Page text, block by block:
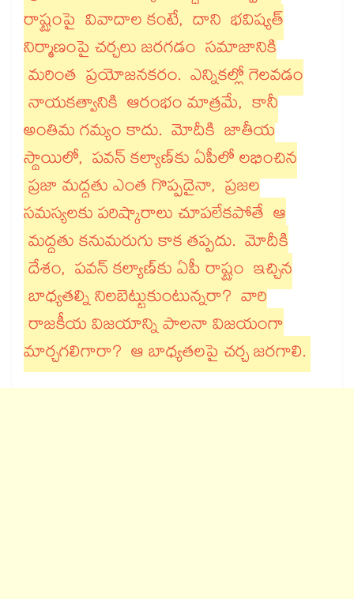
రాష్ట్రంపై వివాదాల కంటే, దాని భవిష్యత్
నిర్మాణంపై చర్చలు జరగడం సమాజానికి
మరింత ప్రయోజనకరం. ఎన్నికల్లో గెలవడం
నాయకత్వానికి ఆరంభం మాత్రమే, కానీ
అంతిమ గమ్యం కాదు. మోదీకి జాతీయ
స్థాయిలో, పవన్ కల్యాణ్‌‌‌‌‌‌‌‌‌‌‌‌‌‌‌‌‌‌‌‌‌‌‌‌‌‌‌‌‌‌‌‌‌‌‌‌‌‌‌‌‌‌‌‌‌‌‌‌‌‌‌‌‌‌‌‌‌‌‌‌‌‌‌‌‌‌‌‌‌‌‌‌‌‌‌‌‌‌‌‌‌‌‌‌‌‌‌‌‌‌‌‌‌‌‌‌‌‌‌‌‌‌‌‌‌‌‌‌‌‌‌‌‌‌‌‌‌‌‌‌‌‌‌‌‌‌‌‌‌‌‌‌‌‌‌‌‌‌‌‌‌‌‌‌‌‌‌‌‌‌‌‌‌‌‌‌‌‌‌‌‌‌‌‌‌‌‌‌‌‌‌‌‌‌‌‌‌‌‌‌‌‌‌‌‌‌‌‌‌‌‌‌‌‌‌‌‌‌‌‌‌‌‌‌‌‌‌‌‌‌‌‌‌‌‌‌‌‌‌‌‌‌‌‌‌‌‌‌‌‌‌‌‌‌‌‌‌‌‌‌‌‌‌‌‌‌‌‌‌‌‌‌‌‌‌‌కు ఏపీలో లభించిన
ప్రజా మద్దతు ఎంత గొప్పదైనా, ప్రజల
సమస్యలకు పరిష్కారాలు చూపలేకపోతే ఆ
మద్దతు కనుమరుగు కాక తప్పదు. మోదీకి
దేశం, పవన్ కల్యాణ్‌‌‌‌‌‌‌‌‌‌‌‌‌‌‌‌‌‌‌‌‌‌‌‌‌‌‌‌‌‌‌‌‌‌‌‌‌‌‌‌‌‌‌‌‌‌‌‌‌‌‌‌‌‌‌‌‌‌‌‌‌‌‌‌‌‌‌‌‌‌‌‌‌‌‌‌‌‌‌‌‌‌‌‌‌‌‌‌‌‌‌‌‌‌‌‌‌‌‌‌‌‌‌‌‌‌‌‌‌‌‌‌‌‌‌‌‌‌‌‌‌‌‌‌‌‌‌‌‌‌‌‌‌‌‌‌‌‌‌‌‌‌‌‌‌‌‌‌‌‌‌‌‌‌‌‌‌‌‌‌‌‌‌‌‌‌‌‌‌‌‌‌‌‌‌‌‌‌‌‌‌‌‌‌‌‌‌‌‌‌‌‌‌‌‌‌‌‌‌‌‌‌‌‌‌‌‌‌‌‌‌‌‌‌‌‌‌‌‌‌‌‌‌‌‌‌‌‌‌‌‌‌‌‌‌‌‌‌‌‌‌‌‌‌‌‌‌‌‌‌‌‌‌‌‌‌కు ఏపీ రాష్ట్రం ఇచ్చిన
బాధ్యతల్ని నిలబెట్టుకుంటున్నరా? వారి
రాజకీయ విజయాన్ని పాలనా విజయంగా
మార్చగలిగారా? ఆ బాధ్యతలపై చర్చ జరగాలి.